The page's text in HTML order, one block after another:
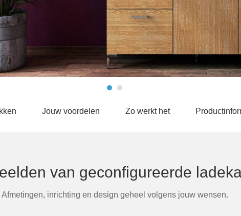
Jouw voordelen Zo werkt het
van geconfigureerde
Afmetingen, inrichting en design geheel volgens jouw wensen.